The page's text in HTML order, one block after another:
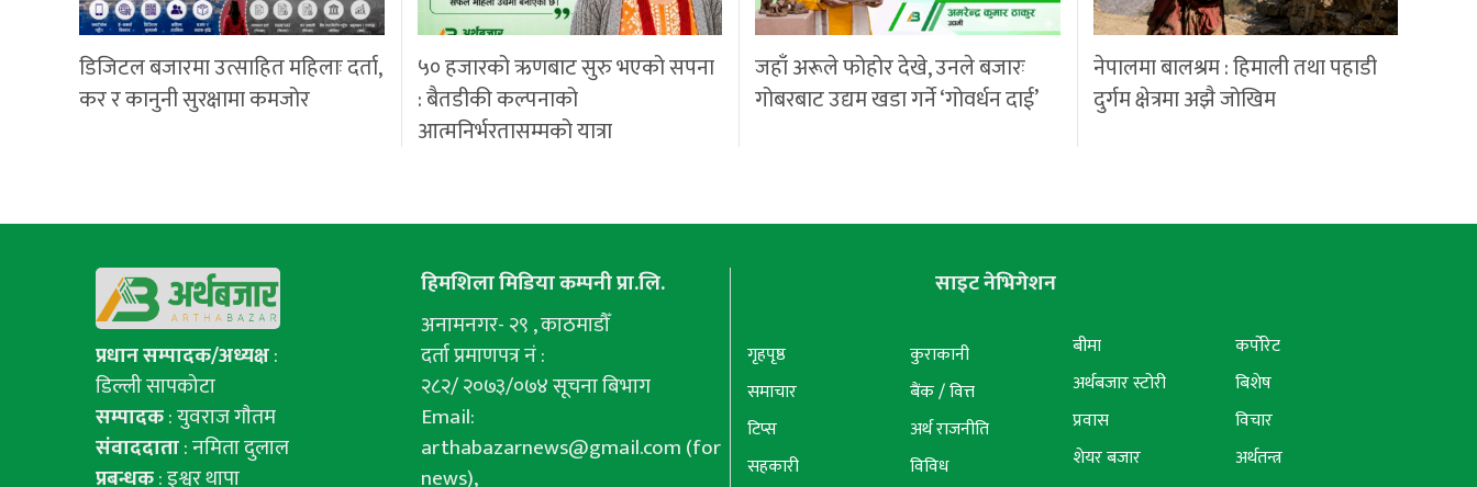
डिजिटल बजारमा उत्साहित महिलाः दर्ता,
कर र कानुनी सुरक्षामा कमजोर
५० हजारको ऋणबाट सुरु भएको सपना
: बैतडीकी कल्पनाको
आत्मनिर्भरतासम्मको यात्रा
जहाँ अरूले फोहोर देखे, उनले बजारः
गोबरबाट उद्यम खडा गर्ने ‘गोवर्धन दाई’
नेपालमा बालश्रम : हिमाली तथा पहाडी
दुर्गम क्षेत्रमा अझै जोखिम
प्रधान सम्पादक/अध्यक्ष:
डिल्ली सापकोटा
सम्पादक: युवराज गाैतम
संवाददाता: नमिता दुलाल
प्रबन्धक: इश्वर थापा
हिमशिला मिडिया कम्पनी प्रा.लि.
अनामनगर- २९ , काठमाडौँ
दर्ता प्रमाणपत्र नं :
२८२/ २०७३/०७४ सूचना बिभाग
Email:
arthabazarnews@gmail.com(for
news),
साइट नेभिगेशन
गृहपृष्ठ
समाचार
टिप्स
सहकारी
कुराकानी
बैंक / वित्त
अर्थ राजनीति
विविध
बीमा
अर्थबजार स्टोरी
प्रवास
शेयर बजार
कर्पोरेट
बिशेष
विचार
अर्थतन्त्र